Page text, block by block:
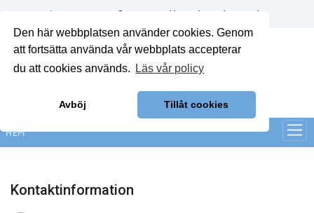
Den här webbplatsen använder cookies. Genom
att fortsätta använda vår webbplats accepterar
du att cookies används.
Läs vår policy
Avböj Tillåt cookies
Annonsera Om oss Kontakt Logga in
HEM
Kontaktinformation